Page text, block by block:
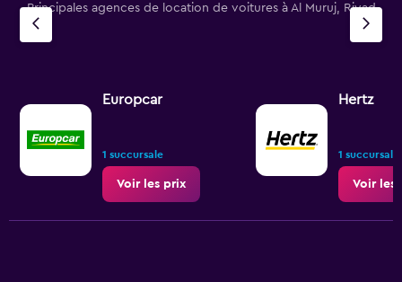
Principales agences de location de voitures à Al Muruj, Riyad
Europcar
1 succursale
Voir les prix
Hertz
1 succursale
Voir les